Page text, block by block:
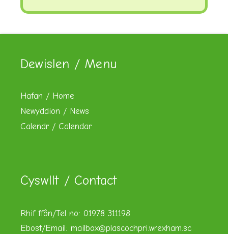
Dewislen / Menu
Hafan / Home
Newyddion / News
Calendr / Calendar
Cyswllt / Contact
Rhif ffôn/Tel no: 01978 311198
Ebost/Email: mailbox@plascochpri.wrexham.sc